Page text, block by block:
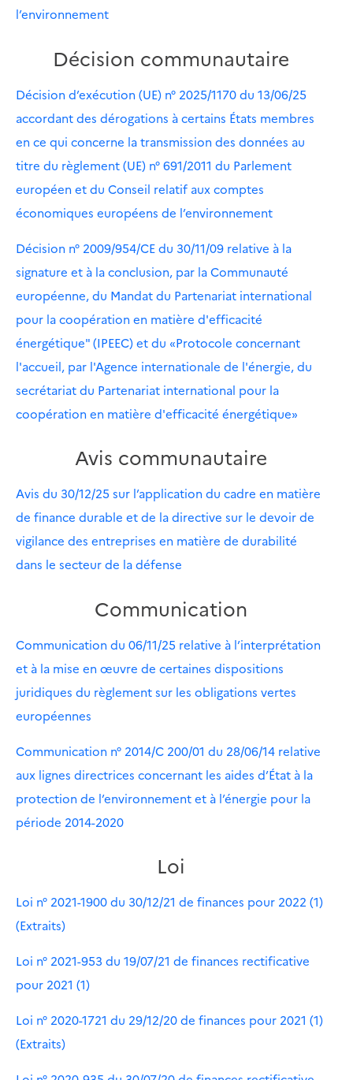
l’environnement
Décision communautaire
Décision d’exécution (UE) n° 2025/1170 du 13/06/25
accordant des dérogations à certains États membres
en ce qui concerne la transmission des données au
titre du règlement (UE) n° 691/2011 du Parlement
européen et du Conseil relatif aux comptes
économiques européens de l’environnement
Décision n° 2009/954/CE du 30/11/09 relative à la
signature et à la conclusion, par la Communauté
européenne, du Mandat du Partenariat international
pour la coopération en matière d'efficacité
énergétique" (IPEEC) et du «Protocole concernant
l'accueil, par l'Agence internationale de l'énergie, du
secrétariat du Partenariat international pour la
coopération en matière d'efficacité énergétique»
Avis communautaire
Avis du 30/12/25 sur l’application du cadre en matière
de finance durable et de la directive sur le devoir de
vigilance des entreprises en matière de durabilité
dans le secteur de la défense
Communication
Communication du 06/11/25 relative à l’interprétation
et à la mise en œuvre de certaines dispositions
juridiques du règlement sur les obligations vertes
européennes
Communication n° 2014/C 200/01 du 28/06/14 relative
aux lignes directrices concernant les aides d’État à la
protection de l’environnement et à l’énergie pour la
période 2014-2020
Loi
Loi n° 2021-1900 du 30/12/21 de finances pour 2022 (1)
(Extraits)
Loi n° 2021-953 du 19/07/21 de finances rectificative
pour 2021 (1)
Loi n° 2020-1721 du 29/12/20 de finances pour 2021 (1)
(Extraits)